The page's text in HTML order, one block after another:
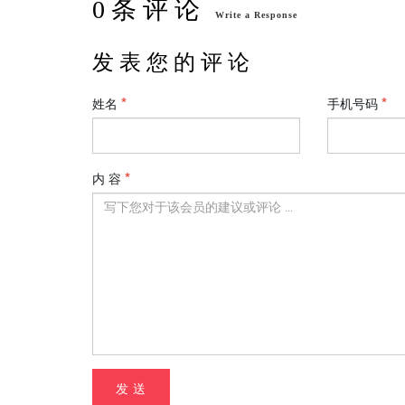
0 条 评 论 Write a Response
发 表 您 的 评 论
姓名 手机号码
内 容
发 送